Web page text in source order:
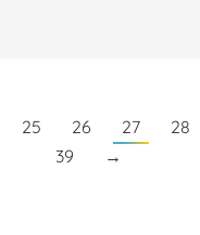
25 26 27 28
39
→